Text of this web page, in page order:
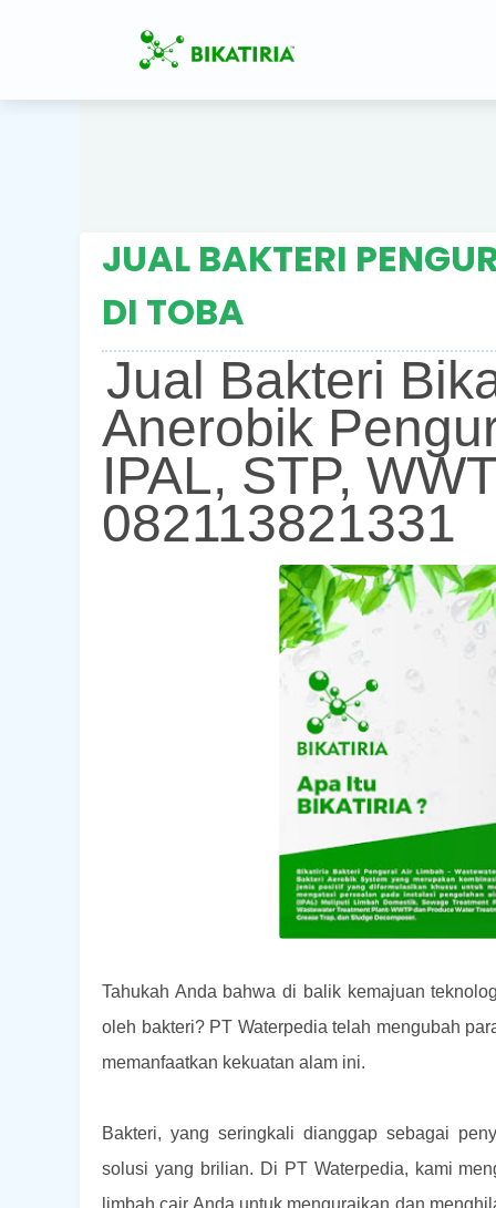
JUAL BAKTERI
DI TOBA
Jual Bakteri
Anerobik
IPAL, STP,
082113821331
Tahukah Anda bahwa di balik kemajuan
oleh bakteri? PT Waterpedia telah mengubah
memanfaatkan kekuatan alam ini.
Bakteri, yang seringkali dianggap sebagai
solusi yang brilian. Di PT Waterpedia, kami